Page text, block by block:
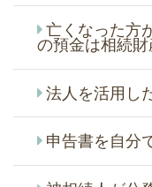
亡くなった方
の預金は相続
法人を活用し
申告書を自分